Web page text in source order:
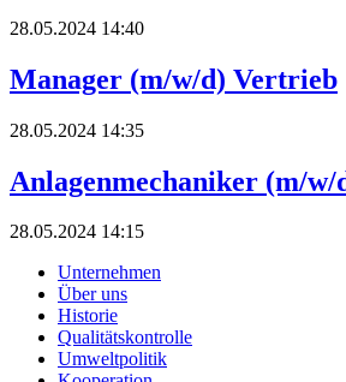
28.05.2024 14:40
Manager (m/w/d) Vertrieb
28.05.2024 14:35
Anlagenmechaniker (m/w/
28.05.2024 14:15
Unternehmen
Über uns
Historie
Qualitätskontrolle
Umweltpolitik